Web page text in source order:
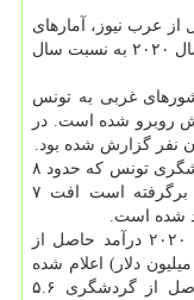
از عرب نیوز، آمارهای
رسمی نشان می دهند گردشگری تونس در سال ۲۰۲۰ به نسبت سال
کشورهای غربی به تونس
با ۷۸ درصد کاهش روبرو شده است. در
با عنایت به کاهش درآمد حاصل از حوزه گردشگری تونس که حدود ۸
درصد از تولید ناخالص داخلی کشور را در برگرفته است افت ۷
برپایه اطلاعات رسمی منتشرشده، در سال ۲۰۲۰ درآمد حاصل از
گردشگری تونس ۲ میلیارد دینار تونس (۷۴۶ میلیون دلار) اعلام شده
است درحالی که در سال ۲۰۱۹ درآمد حاصل از گردشگری ۵.۶